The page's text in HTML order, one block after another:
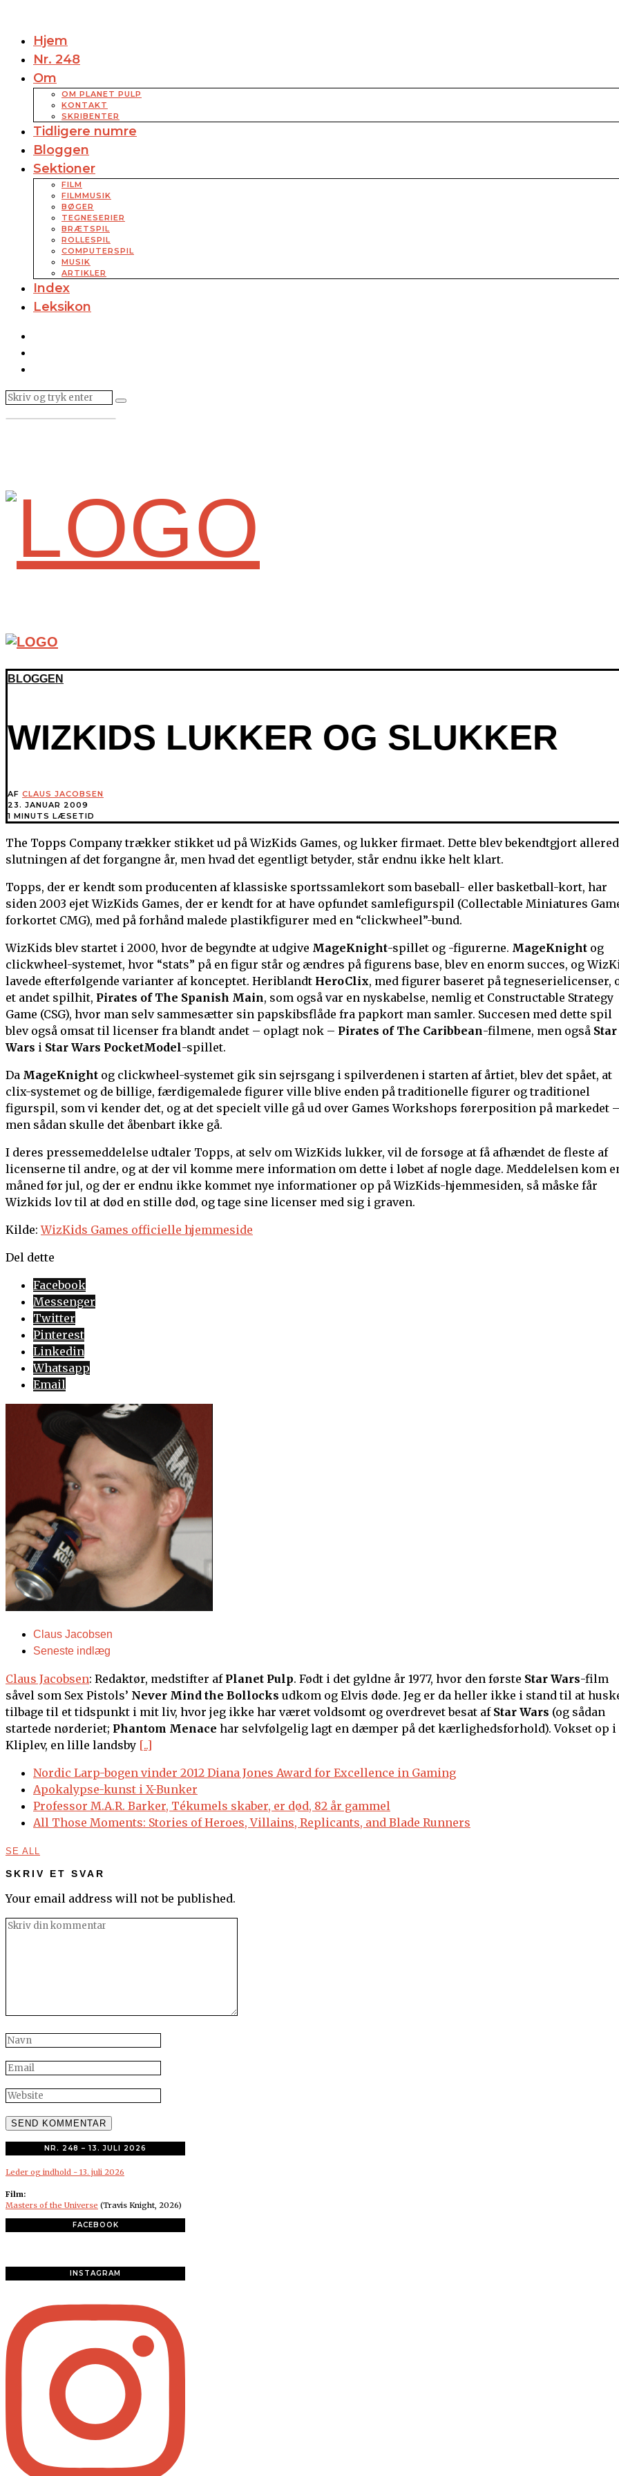
Hjem
Nr. 248
Om
OM PLANET PULP
KONTAKT
SKRIBENTER
Tidligere numre
Bloggen
Sektioner
FILM
FILMMUSIK
BØGER
TEGNESERIER
BRÆTSPIL
ROLLESPIL
COMPUTERSPIL
MUSIK
ARTIKLER
Index
Leksikon
BLOGGEN
WIZKIDS LUKKER OG SLUKKER
AF CLAUS JACOBSEN
23. JANUAR 2009
1 MINUTS LÆSETID
The Topps Company trækker stikket ud på WizKids Games, og lukker firmaet. Dette blev bekendtgjort
slutningen af det forgangne år, men hvad det egentligt betyder, står endnu ikke helt klart.
Topps, der er kendt som producenten af klassiske sportssamlekort som baseball- eller basketball-kort, har
siden 2003 ejet WizKids Games, der er kendt for at have opfundet samlefigurspil (Collectable Miniatures
forkortet CMG), med på forhånd malede plastikfigurer med en “clickwheel”-bund.
WizKids blev startet i 2000, hvor de begyndte at udgive MageKnight-spillet og -figurerne. MageKnight og
clickwheel-systemet, hvor “stats” på en figur står og ændres på figurens base, blev en enorm succes, og
lavede efterfølgende varianter af konceptet. Heriblandt HeroClix, med figurer baseret på tegneserielicenser,
et andet spilhit, Pirates of The Spanish Main, som også var en nyskabelse, nemlig et Constructable Strategy
Game (CSG), hvor man selv sammesætter sin papskibsflåde fra papkort man samler. Succesen med dette spil
blev også omsat til licenser fra blandt andet – oplagt nok – Pirates of The Caribbean-filmene, men også Star
Wars i Star Wars PocketModel-spillet.
Da MageKnight og clickwheel-systemet gik sin sejrsgang i spilverdenen i starten af årtiet, blev det spået, at
clix-systemet og de billige, færdigemalede figurer ville blive enden på traditionelle figurer og traditionel
figurspil, som vi kender det, og at det specielt ville gå ud over Games Workshops førerposition på markedet –
men sådan skulle det åbenbart ikke gå.
I deres pressemeddelelse udtaler Topps, at selv om WizKids lukker, vil de forsøge at få afhændet de fleste af
licenserne til andre, og at der vil komme mere information om dette i løbet af nogle dage. Meddelelsen kom
måned før jul, og der er endnu ikke kommet nye informationer op på WizKids-hjemmesiden, så måske får
Wizkids lov til at død en stille død, og tage sine licenser med sig i graven.
Kilde:WizKids Games officielle hjemmeside
Del dette
Facebook
Messenger
Twitter
Pinterest
Linkedin
Whatsapp
Email
Claus Jacobsen
Seneste indlæg
Claus Jacobsen: Redaktør, medstifter af Planet Pulp. Født i det gyldne år 1977, hvor den første Star Wars-film
såvel som Sex Pistols’ Never Mind the Bollocks udkom og Elvis døde. Jeg er da heller ikke i stand til at
tilbage til et tidspunkt i mit liv, hvor jeg ikke har været voldsomt og overdrevet besat af Star Wars (og sådan
startede nørderiet; Phantom Menace har selvfølgelig lagt en dæmper på det kærlighedsforhold). Vokset op i
Kliplev, en lille landsby [..]
Nordic Larp-bogen vinder 2012 Diana Jones Award for Excellence in Gaming
Apokalypse-kunst i X-Bunker
Professor M.A.R. Barker, Tékumels skaber, er død, 82 år gammel
All Those Moments: Stories of Heroes, Villains, Replicants, and Blade Runners
SE ALL
SKRIV ET SVAR
Your email address will not be published.
NR. 248 – 13. JULI 2026
Leder og indhold - 13. juli 2026
Film:
Masters of the Universe (Travis Knight, 2026)
FACEBOOK
INSTAGRAM